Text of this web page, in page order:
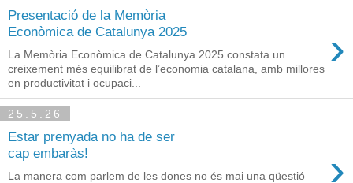
Presentació de la Memòria
Econòmica de Catalunya 2025
›
La Memòria Econòmica de Catalunya 2025 constata un
creixement més equilibrat de l’economia catalana, amb millores
en productivitat i ocupaci...
25.5.26
Estar prenyada no ha de ser
cap embaràs!
›
La manera com parlem de les dones no és mai una qüestió